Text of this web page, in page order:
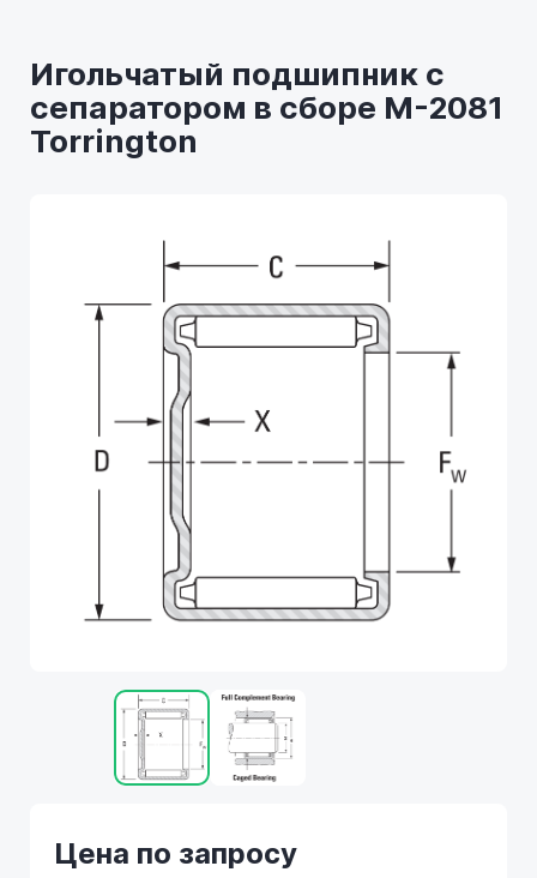
Игольчатый подшипник с
сепаратором в сборе M-2081
Torrington
Цена по запросу